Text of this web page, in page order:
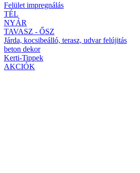
Felület impregnálás
TÉL
NYÁR
TAVASZ - ŐSZ
Járda, kocsibeálló, terasz, udvar felújitás
beton dekor
Kerti-Tippek
AKCIÓK